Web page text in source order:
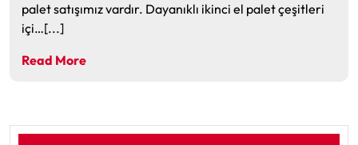
palet satışımız vardır. Dayanıklı ikinci el palet çeşitleri
içi…[...]
Read More